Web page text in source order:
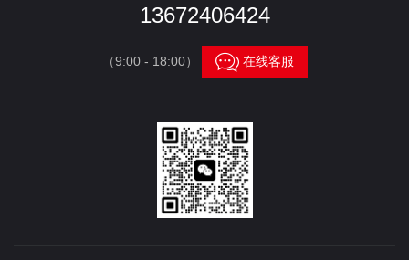
13672406424
（9:00 - 18:00） 在线客服